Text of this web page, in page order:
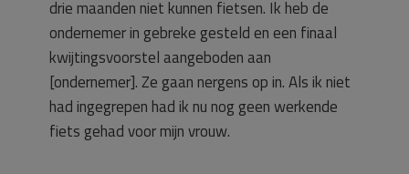
drie maanden niet kunnen fietsen. Ik heb de
ondernemer in gebreke gesteld en een finaal
kwijtingsvoorstel aangeboden aan
[ondernemer]. Ze gaan nergens op in. Als ik niet
had ingegrepen had ik nu nog geen werkende
fiets gehad voor mijn vrouw.